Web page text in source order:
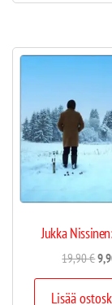
Jukka
19,90€
Lisää